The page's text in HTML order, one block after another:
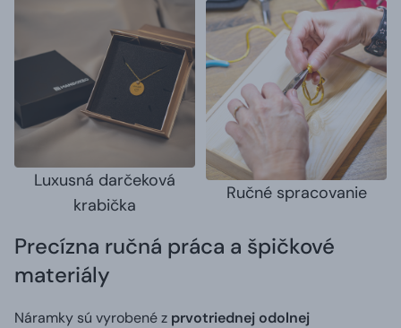
Luxusná darčeková
krabička
Ručné spracovanie
Precízna ručná práca a špičkové
materiály
Náramky sú vyrobené z prvotriednej odolnej